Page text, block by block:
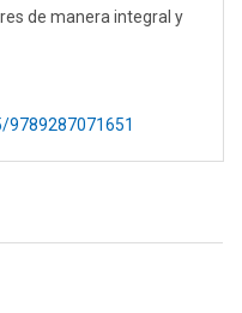
de manera integral y
9789287071651